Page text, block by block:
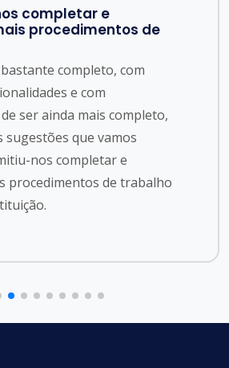
completar e
procedimentos de
completo, com
e com
ser ainda mais completo,
sugestões que vamos
nos completar e
procedimentos de trabalho